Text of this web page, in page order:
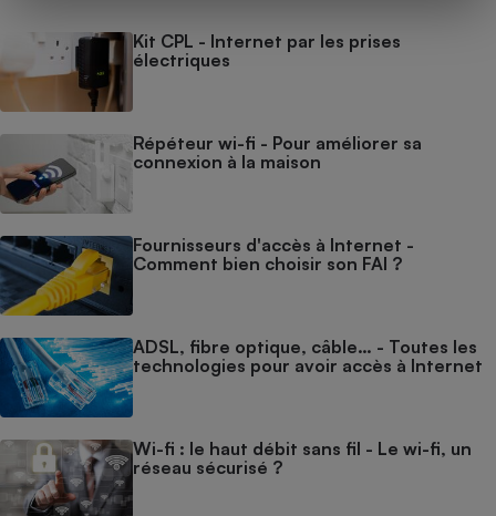
Kit CPL - Internet par les prises
électriques
Répéteur wi-fi - Pour améliorer sa
connexion à la maison
Fournisseurs d'accès à Internet -
Comment bien choisir son FAI ?
ADSL, fibre optique, câble… - Toutes les
technologies pour avoir accès à Internet
Wi-fi : le haut débit sans fil - Le wi-fi, un
réseau sécurisé ?